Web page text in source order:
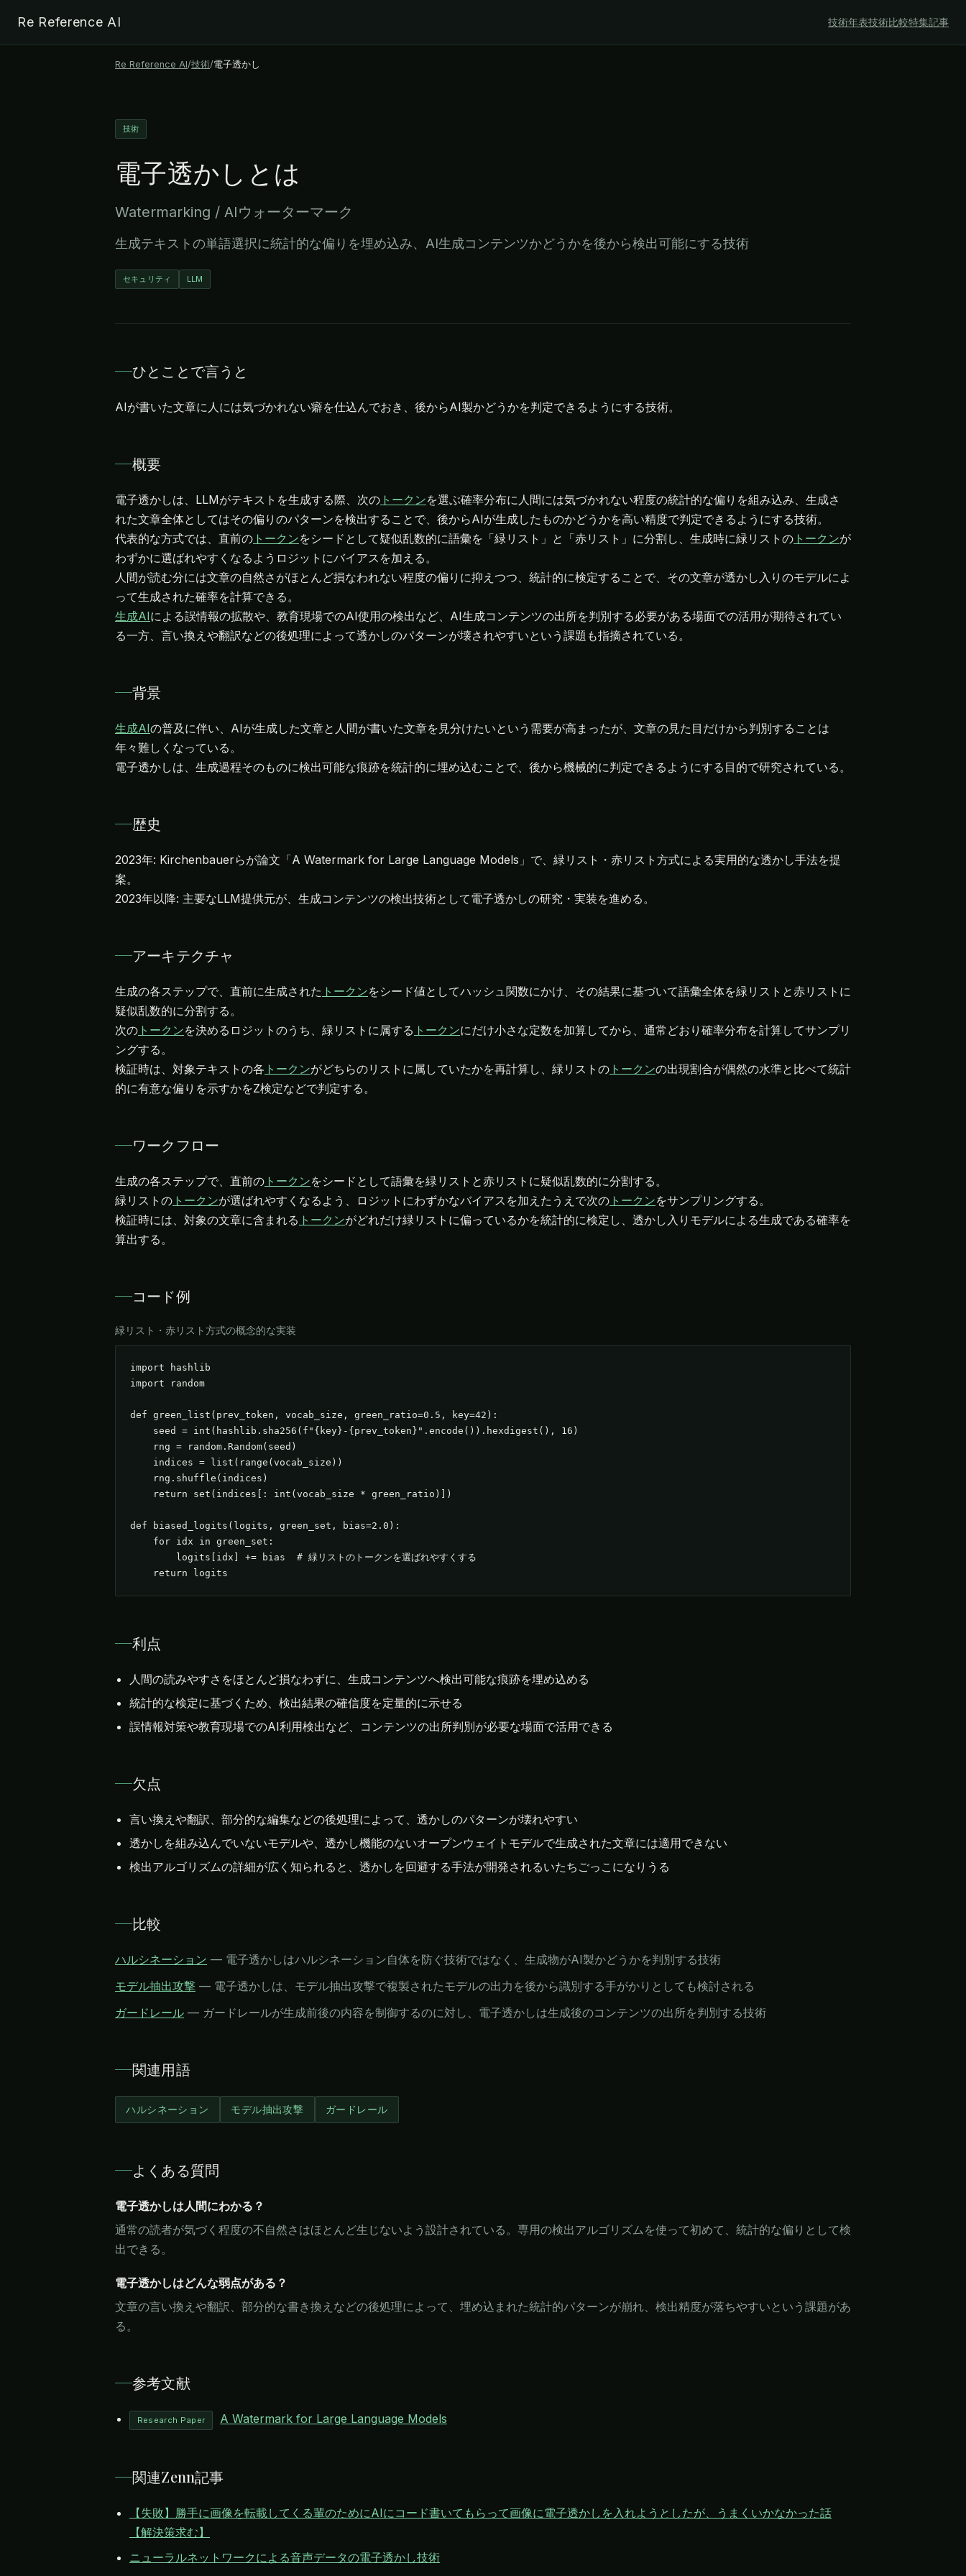
Re Reference AI 技術年表技術比較特集記事
Re Reference AI/技術/電子透かし
技術
電子透かし とは
Watermarking / AIウォーターマーク
生成テキストの単語選択に統計的な偏りを埋め込み、AI生成コンテンツかどうかを後から検出可能にする技術
セキュリティ LLM
ひとことで言うと
AIが書いた文章に人には気づかれない癖を仕込んでおき、後からAI製かどうかを判定できるようにする技術。
概要
電子透かしは、LLMがテキストを生成する際、次の トークンを選ぶ確率分布に人間には気づかれない程度の統計的な偏りを組み込み、生成さ
れた文章全体としてはその偏りのパターンを検出することで、後からAIが生成したものかどうかを高い精度で判定できるようにする技術。
代表的な方式では、直前の トークンをシードとして疑似乱数的に語彙を「緑リスト」と「赤リスト」に分割し、生成時に緑リストの トークンが
わずかに選ばれやすくなるようロジットにバイアスを加える。
人間が読む分には文章の自然さがほとんど損なわれない程度の偏りに抑えつつ、統計的に検定することで、その文章が透かし入りのモデルによ
生成AIによる誤情報の拡散や、教育現場でのAI使用の検出など、AI生成コンテンツの出所を判別する必要がある場面での活用が期待されてい
る一方、言い換えや翻訳などの後処理によって透かしのパターンが壊されやすいという課題も指摘されている。
背景
生成AIの普及に伴い、AIが生成した文章と人間が書いた文章を見分けたいという需要が高まったが、文章の見た目だけから判別することは
年々難しくなっている。
電子透かしは、生成過程そのものに検出可能な痕跡を統計的に埋め込むことで、後から機械的に判定できるようにする目的で研究されている。
歴史
2023年: Kirchenbauerらが論文「A Watermark for Large Language Models」で、緑リスト・赤リスト方式による実用的な透かし手法を提
案。
2023年以降: 主要なLLM提供元が、生成コンテンツの検出技術として電子透かしの研究・実装を進める。
アーキテクチャ
生成の各ステップで、直前に生成された トークンをシード値としてハッシュ関数にかけ、その結果に基づいて語彙全体を緑リストと赤リストに
疑似乱数的に分割する。
次の トークンを決めるロジットのうち、緑リストに属する トークンにだけ小さな定数を加算してから、通常どおり確率分布を計算してサンプリ
ングする。
検証時は、対象テキストの各 トークンがどちらのリストに属していたかを再計算し、緑リストの トークンの出現割合が偶然の水準と比べて統計
的に有意な偏りを示すかをZ検定などで判定する。
ワークフロー
生成の各ステップで、直前の トークンをシードとして語彙を緑リストと赤リストに疑似乱数的に分割する。
緑リストの トークンが選ばれやすくなるよう、ロジットにわずかなバイアスを加えたうえで次の トークンをサンプリングする。
検証時には、対象の文章に含まれる トークンがどれだけ緑リストに偏っているかを統計的に検定し、透かし入りモデルによる生成である確率を
算出する。
コード例
緑リスト・赤リスト方式の概念的な実装
import hashlib
import random
def green_list(prev_token, vocab_size, green_ratio=0.5, key=42):
    seed = int(hashlib.sha256(f"{key}-{prev_token}".encode()).hexdigest(), 16)
    rng = random.Random(seed)
    indices = list(range(vocab_size))
    rng.shuffle(indices)
    return set(indices[: int(vocab_size * green_ratio)])
def biased_logits(logits, green_set, bias=2.0):
    for idx in green_set:
        logits[idx] += bias  # 緑リストのトークンを選ばれやすくする
    return logits
利点
人間の読みやすさをほとんど損なわずに、生成コンテンツへ検出可能な痕跡を埋め込める
統計的な検定に基づくため、検出結果の確信度を定量的に示せる
誤情報対策や教育現場でのAI利用検出など、コンテンツの出所判別が必要な場面で活用できる
欠点
言い換えや翻訳、部分的な編集などの後処理によって、透かしのパターンが壊れやすい
透かしを組み込んでいないモデルや、透かし機能のないオープンウェイトモデルで生成された文章には適用できない
検出アルゴリズムの詳細が広く知られると、透かしを回避する手法が開発されるいたちごっこになりうる
比較
ハルシネーション — 電子透かしはハルシネーション自体を防ぐ技術ではなく、生成物がAI製かどうかを判別する技術
モデル抽出攻撃 — 電子透かしは、モデル抽出攻撃で複製されたモデルの出力を後から識別する手がかりとしても検討される
ガードレール — ガードレールが生成前後の内容を制御するのに対し、電子透かしは生成後のコンテンツの出所を判別する技術
関連用語
ハルシネーション モデル抽出攻撃 ガードレール
よくある質問
電子透かしは人間にわかる？
通常の読者が気づく程度の不自然さはほとんど生じないよう設計されている。専用の検出アルゴリズムを使って初めて、統計的な偏りとして検
出できる。
電子透かしはどんな弱点がある？
文章の言い換えや翻訳、部分的な書き換えなどの後処理によって、埋め込まれた統計的パターンが崩れ、検出精度が落ちやすいという課題があ
る。
参考文献
Research Paper A Watermark for Large Language Models
関連Zenn記事
【失敗】勝手に画像を転載してくる輩のためにAIにコード書いてもらって画像に電子透かしを入れようとしたが、うまくいかなかった話
【解決策求む】
ニューラルネットワークによる音声データの電子透かし技術